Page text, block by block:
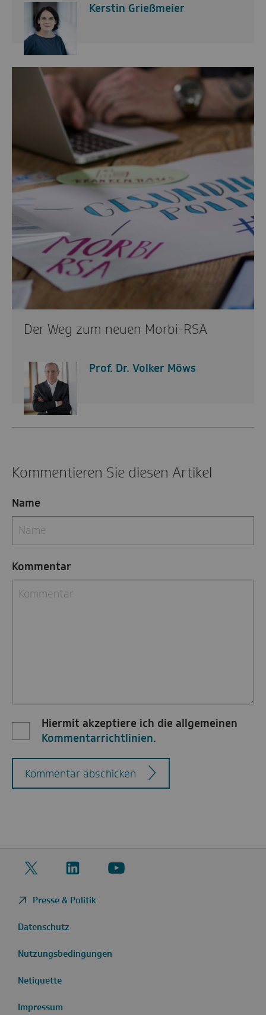
Kerstin Grießmeier
Der Weg zum neuen Morbi-RSA
Prof. Dr. Volker Möws
Kommentieren Sie diesen Artikel
Name
Kommentar
Hiermit akzeptiere ich die allgemeinen
Kommentarrichtlinien.
Kommentar abschicken
Twitter
LinkedIn
YouTube
Presse & Politik
Datenschutz
Nutzungsbedingungen
Netiquette
Impressum